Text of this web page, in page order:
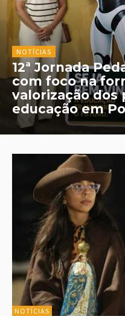
NOTÍCIAS
12ª Jornada
com foco na
valorização dos
educação em
NOTÍCIAS